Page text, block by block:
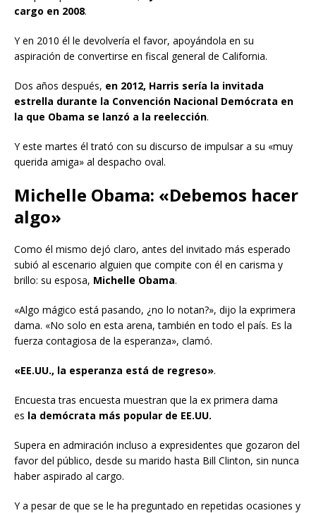
cargo en 2008.
Y en 2010 él le devolvería el favor, apoyándola en su
aspiración de convertirse en fiscal general de California.
Dos años después, en 2012, Harris sería la invitada
estrella durante la Convención Nacional Demócrata en
la que Obama se lanzó a la reelección.
Y este martes él trató con su discurso de impulsar a su «muy
querida amiga» al despacho oval.
Michelle Obama: «Debemos hacer
algo»
Como él mismo dejó claro, antes del invitado más esperado
subió al escenario alguien que compite con él en carisma y
brillo: su esposa, Michelle Obama.
«Algo mágico está pasando, ¿no lo notan?», dijo la exprimera
dama. «No solo en esta arena, también en todo el país. Es la
fuerza contagiosa de la esperanza», clamó.
«EE.UU., la esperanza está de regreso».
Encuesta tras encuesta muestran que la ex primera dama
es la demócrata más popular de EE.UU.
Supera en admiración incluso a expresidentes que gozaron del
favor del público, desde su marido hasta Bill Clinton, sin nunca
haber aspirado al cargo.
Y a pesar de que se le ha preguntado en repetidas ocasiones y